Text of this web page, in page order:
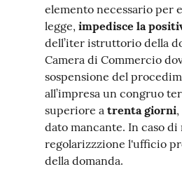
elemento necessario per
legge, impedisce la
dell’iter istruttorio della
Camera di Commercio
sospensione del
all’impresa un congruo
superiore a trenta giorni
dato mancante. In caso di
regolarizzzione l'ufficio
della domanda.